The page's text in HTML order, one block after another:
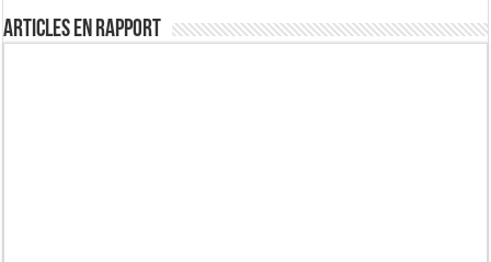
Articles en rapport